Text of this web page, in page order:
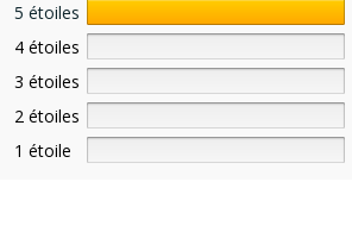
5 étoiles
4 étoiles
3 étoiles
2 étoiles
1 étoile